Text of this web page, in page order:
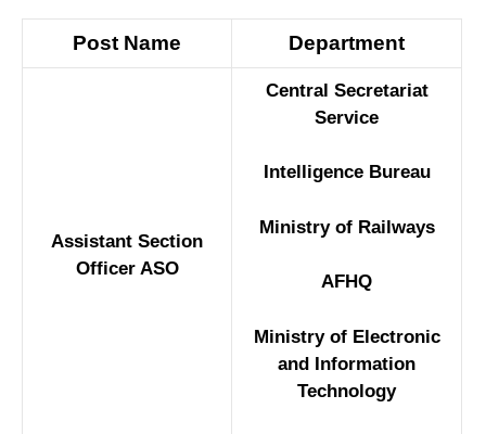
Post Name Department
Assistant Section
Officer ASO
Central Secretariat
Service
Intelligence Bureau
Ministry of Railways
AFHQ
Ministry of Electronic
and Information
Technology